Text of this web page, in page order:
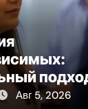
Авг 5, 2026